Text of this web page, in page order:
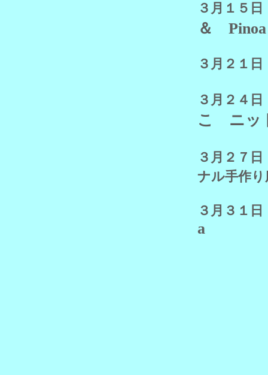
３月１５
＆ Pinoa
３月２
３月２４
こ ニッ
３月２７
ナル手作り
３月３１
a